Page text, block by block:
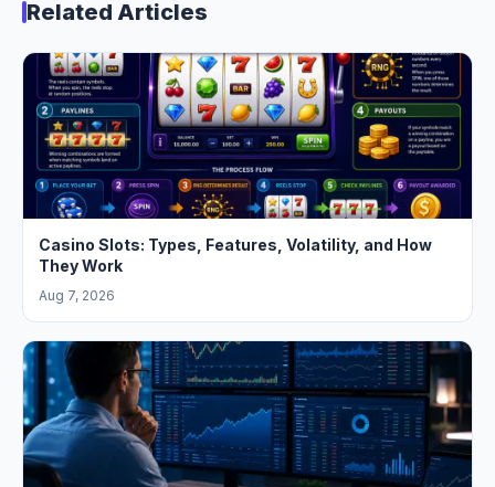
Related Articles
Casino Slots: Types, Features, Volatility, and How
They Work
Aug 7, 2026